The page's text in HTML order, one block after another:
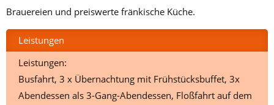
Brauereien und preiswerte fränkische Küche.
Leistungen
Leistungen:
Busfahrt, 3 x Übernachtung mit Frühstücksbuffet, 3x
Abendessen als 3-Gang-Abendessen, Floßfahrt auf dem